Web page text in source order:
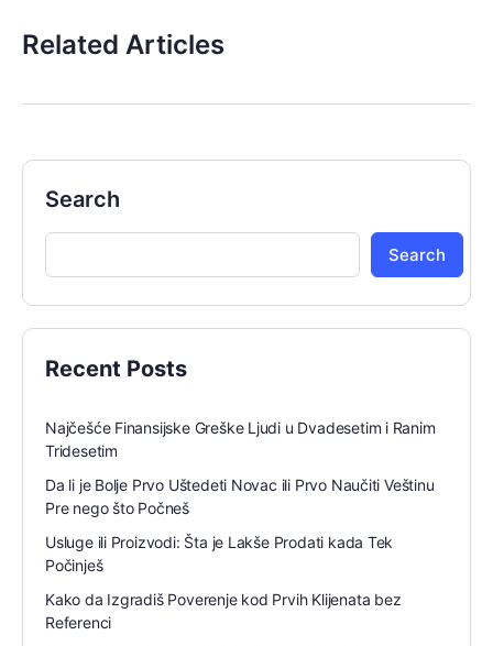
Related Articles
Search
Search
Recent Posts
Najčešće Finansijske Greške Ljudi u Dvadesetim i Ranim
Tridesetim
Da li je Bolje Prvo Uštedeti Novac ili Prvo Naučiti Veštinu
Pre nego što Počneš
Usluge ili Proizvodi: Šta je Lakše Prodati kada Tek
Počinješ
Kako da Izgradiš Poverenje kod Prvih Klijenata bez
Referenci